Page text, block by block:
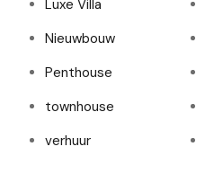
Luxe Villa
Nieuwbouw
Penthouse
townhouse
verhuur